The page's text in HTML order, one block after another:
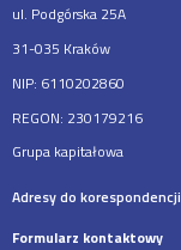
ul. Podgórska 25A
31-035 Kraków
NIP: 6110202860
REGON: 230179216
Grupa kapitałowa
Adresy do korespondencji
Formularz kontaktowy